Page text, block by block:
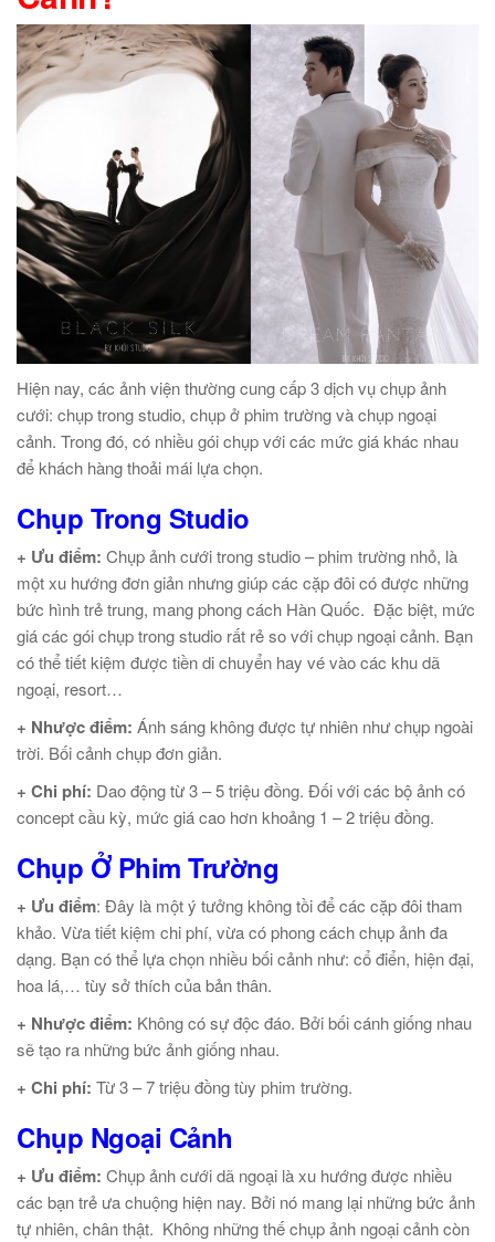
Hiện nay, các ảnh viện thường cung cấp 3 dịch vụ chụp ảnh
cưới: chụp trong studio, chụp ở phim trường và chụp ngoại
cảnh. Trong đó, có nhiều gói chụp với các mức giá khác nhau
để khách hàng thoải mái lựa chọn.
Chụp Trong Studio
+ Ưu điểm: Chụp ảnh cưới trong studio – phim trường nhỏ, là
một xu hướng đơn giản nhưng giúp các cặp đôi có được những
bức hình trẻ trung, mang phong cách Hàn Quốc. Đặc biệt, mức
giá các gói chụp trong studio rất rẻ so với chụp ngoại cảnh. Bạn
có thể tiết kiệm được tiền di chuyển hay vé vào các khu dã
ngoại, resort…
+ Nhược điểm: Ánh sáng không được tự nhiên như chụp ngoài
trời. Bối cảnh chụp đơn giản.
+ Chi phí: Dao động từ 3 – 5 triệu đồng. Đối với các bộ ảnh có
concept cầu kỳ, mức giá cao hơn khoảng 1 – 2 triệu đồng.
Chụp Ở Phim Trường
+ Ưu điểm: Đây là một ý tưởng không tồi để các cặp đôi tham
khảo. Vừa tiết kiệm chi phí, vừa có phong cách chụp ảnh đa
dạng. Bạn có thể lựa chọn nhiều bối cảnh như: cổ điển, hiện đại,
hoa lá,… tùy sở thích của bản thân.
+ Nhược điểm: Không có sự độc đáo. Bởi bối cánh giống nhau
sẽ tạo ra những bức ảnh giống nhau.
+ Chi phí: Từ 3 – 7 triệu đồng tùy phim trường.
Chụp Ngoại Cảnh
+ Ưu điểm: Chụp ảnh cưới dã ngoại là xu hướng được nhiều
các bạn trẻ ưa chuộng hiện nay. Bởi nó mang lại những bức ảnh
tự nhiên, chân thật. Không những thế chụp ảnh ngoại cảnh còn